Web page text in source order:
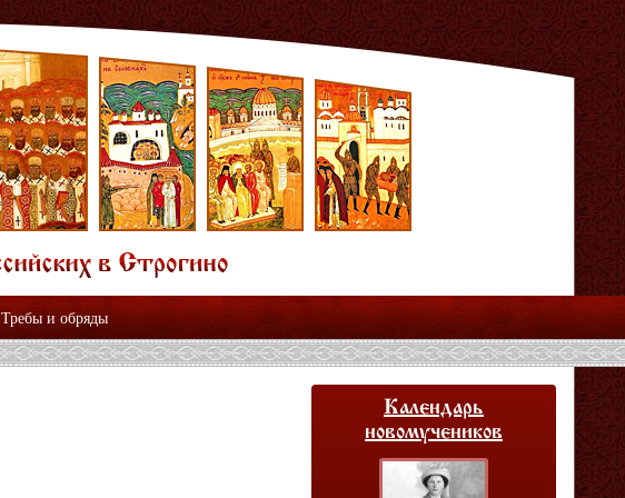
Требы и обряды
Календарь
новомучеников